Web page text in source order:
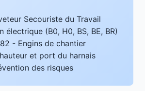
Secouriste du Travail
électrique (B0, H0, BS, BE, BR)
- Engins de chantier
et port du harnais
des risques